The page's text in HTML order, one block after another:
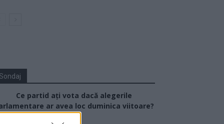
Ce partid ați vota dacă alegerile
ar avea loc duminica viitoare?